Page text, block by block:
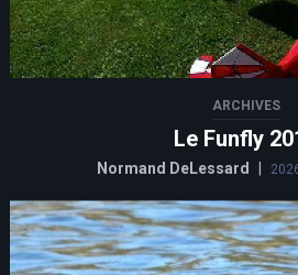
ARCHIVES
Le Funfly
Normand DeLessard